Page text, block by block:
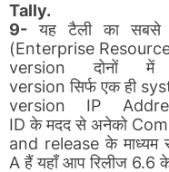
9-
यह टैली का सबसे
(Enterprise
versionदोनों में
versionसिर्फ एक ही
version IP
IDके मदद से अनेको
and releaseके माध्यम
Aहैं यहाँ आप रिलीज 6.6